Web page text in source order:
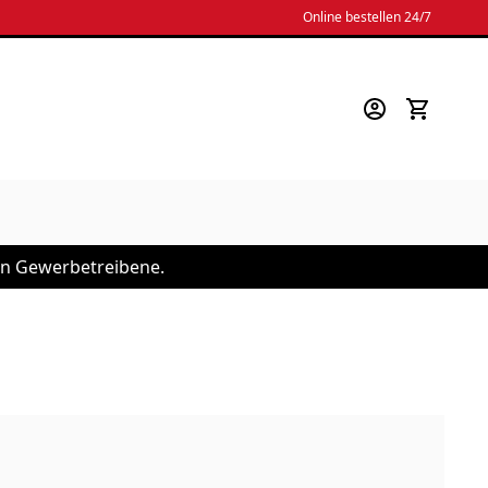
Online bestellen 24/7
Gewerbetreibene.